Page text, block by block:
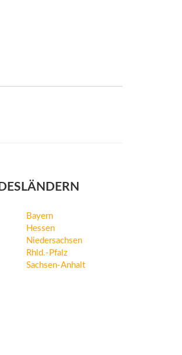
Bayern
Hessen
Niedersachsen
Rhld.-Pfalz
Sachsen-Anhalt